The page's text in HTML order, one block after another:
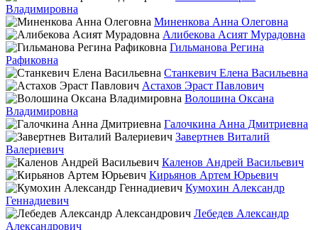
Владимировна
Миненкова Анна Олеговна
Алибекова Асият Мурадовна
Гильманова Регина
Рафиковна
Станкевич Елена Васильевна
Астахов Эраст Павлович
Волошина Оксана
Владимировна
Галочкина Анна Дмитриевна
Завертнев Виталий
Валериевич
Каленов Андрей Васильевич
Кирьянов Артем Юрьевич
Кумохин Александр
Геннадиевич
Лебедев Александр
Александрович